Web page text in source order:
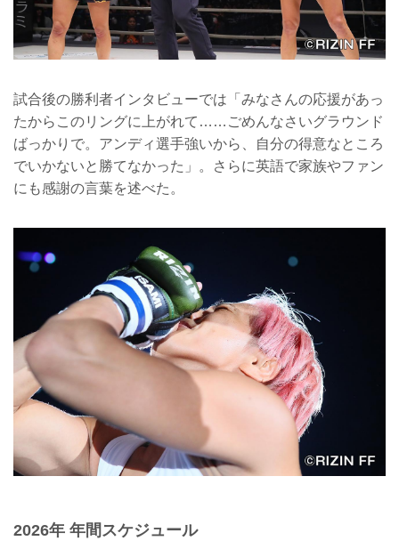
試合後の勝利者インタビューでは「みなさんの応援があっ
たからこのリングに上がれて……ごめんなさいグラウンド
ばっかりで。アンディ選手強いから、自分の得意なところ
でいかないと勝てなかった」。さらに英語で家族やファン
にも感謝の言葉を述べた。
2026年 年間スケジュール